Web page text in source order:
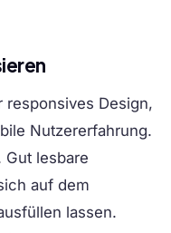
responsives Design,
Nutzererfahrung.
Gut lesbare
auf dem
lassen.